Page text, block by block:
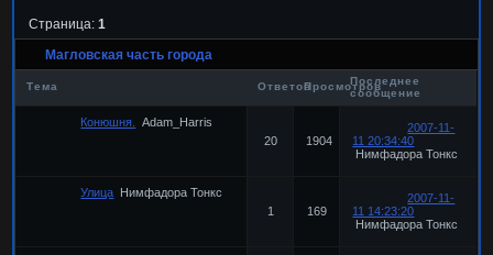
Магловская часть города
Страница: 1
Тема ОтветовПросмотровПоследнее
сообщение
Конюшня.
Adam_Harris
20
1904
2007-11-
11 20:34:40
Нимфадора Тонкс
Улица Нимфадора Тонкс
1
169
2007-11-
11 14:23:20
Нимфадора Тонкс